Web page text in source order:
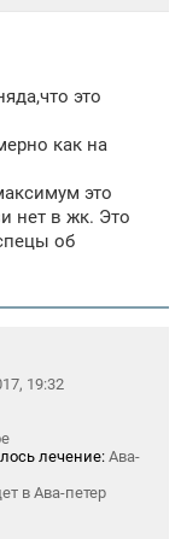
это
как на
это
нет в жк. Это
об
19:32
лечение: Ава-
в Ава-петер